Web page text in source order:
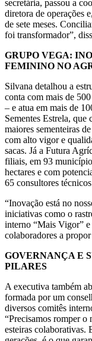
secretária, passou a
diretora de operações
de sete meses.
foi transformador”,
GRUPO VEGA:
FEMININO NO
Silvana detalhou a
conta com mais de
– e atua em mais de
Sementes Estrela, que
maiores sementeiras
com alto vigor e
sacas. Já a Futura
filiais, em 93
hectares e com
65 consultores
“Inovação está no
iniciativas como o
interno “Mais Vigor”
colaboradores a
GOVERNANÇA E
PILARES
A executiva também
formada por um
diversos comitês
“Precisamos romper o
esteiras colaborativas.